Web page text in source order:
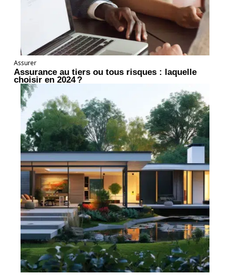
Assurer
Assurance au tiers ou tous risques : laquelle
choisir en 2024 ?